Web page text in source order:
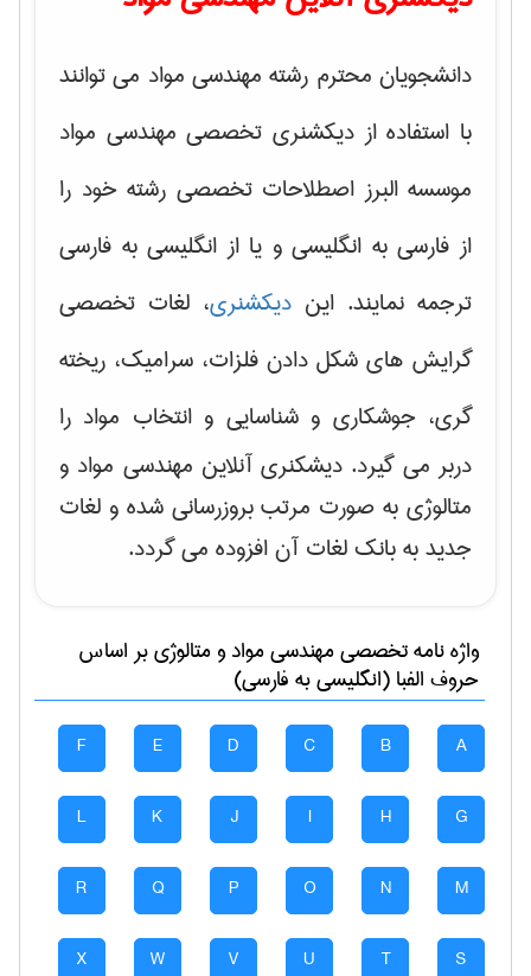
دانشجویان محترم رشته مهندسی مواد می توانند
با استفاده از دیکشنری تخصصی مهندسی مواد
موسسه البرز اصطلاحات تخصصی رشته خود را
از فارسی به انگلیسی و یا از انگلیسی به فارسی
ترجمه نمایند. این دیکشنری، لغات تخصصی
گرایش های شکل دادن فلزات، سرامیک، ریخته
گری، جوشکاری و شناسایی و انتخاب مواد را
دربر می گیرد. دیشکنری آنلاین مهندسی مواد و
متالوژی به صورت مرتب بروزرسانی شده و لغات
جدید به بانک لغات آن افزوده می گردد.
واژه نامه تخصصیمهندسی مواد و متالوژیبر اساس
حروف الفبا (انگلیسی به فارسی)
A
B
C
D
E
F
G
H
I
J
K
L
M
N
O
P
Q
R
S
T
U
V
W
X